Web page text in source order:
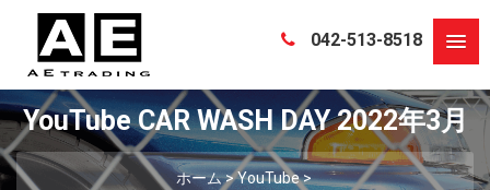
042-513-8518
YouTube CAR WASH DAY 2022年3月
ホーム>YouTube>